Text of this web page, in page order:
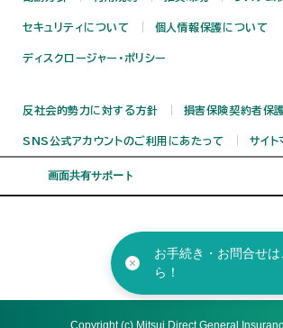
セキュリティについて 個人情報保護について
ディスクロージャー・ポリシー
反社会的勢力に対する方針 損害保険契約者保
SNS公式アカウントのご利用にあたって サイト
Copyright (c) Mitsui Direct General
お手続き・お問合せは
ら！